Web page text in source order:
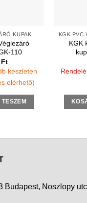
110
Ft
készleten
elérhető)
KGK
Budapest, Noszlopy